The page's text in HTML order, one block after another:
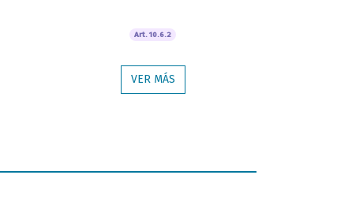
Art. 10.6.2
VER MÁS